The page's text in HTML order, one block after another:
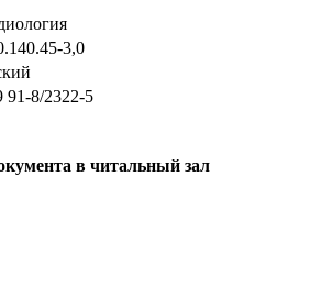
3,0
91-8/2322-5
в читальный зал